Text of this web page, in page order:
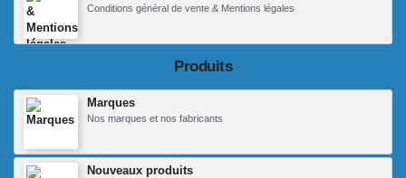
Conditions général de vente & Mentions légales
Produits
Marques
Nos marques et nos fabricants
Nouveaux produits